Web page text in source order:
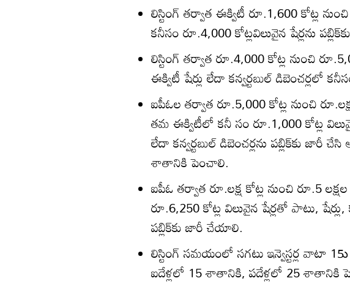
లిస్టింగ్‌ తర్వాత ఈక్విటీ రూ.1,600 కోట్ల
కనీసం రూ.4,000 కోట్లవిలువైన షేర్లను
లిస్టింగ్‌ తర్వాత రూ.4,000 కోట్ల నుంచి
ఈక్విటీ షేర్లు లేదా కన్వర్టబుల్‌ డిబెంచర్లలో
ఐపీఓల తర్వాత రూ.5,000 కోట్ల నుంచి
తమ ఈక్విటీలో కనీ సం రూ.1,000 కోట్ల
లేదా కన్వర్టబుల్‌ డిబెంచర్లను పబ్లిక్‌కు జారీ
శాతానికి పెంచాలి.
ఐపీఓ తర్వాత రూ.లక్ష కోట్ల నుంచి రూ.5
రూ.6,250 కోట్ల విలువైన షేర్లతో పాటు,
పబ్లిక్‌కు జారీ చేయాలి.
లిస్టింగ్‌ సమయంలో సగటు ఇన్వెస్టర్ల వాటా
ఐదేళ్లలో 15 శాతానికి, పదేళ్లలో 25 శాతానికి